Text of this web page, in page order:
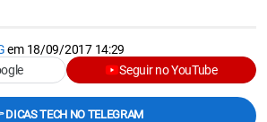
em 18/09/2017 14:29
Seguir no YouTube
DICAS TECH NO TELEGRAM